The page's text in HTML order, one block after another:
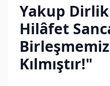
Yakup
Hilâfet
Kılmıştır!"